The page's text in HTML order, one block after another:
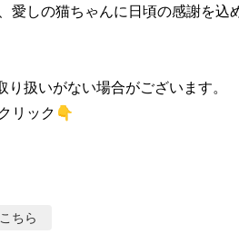
愛しの猫ちゃんに日頃の感謝を
扱いがない場合がございます。
リック👇
ちら